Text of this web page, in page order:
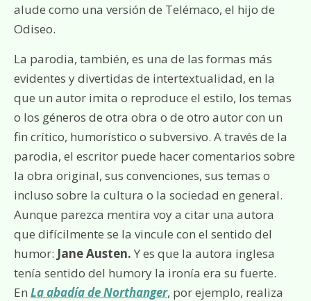
alude como una versión de Telémaco, el hijo de
Odiseo.
La parodia, también, es una de las formas más
evidentes y divertidas de intertextualidad, en la
que un autor imita o reproduce el estilo, los temas
o los géneros de otra obra o de otro autor con un
fin crítico, humorístico o subversivo. A través de la
parodia, el escritor puede hacer comentarios sobre
la obra original, sus convenciones, sus temas o
incluso sobre la cultura o la sociedad en general.
Aunque parezca mentira voy a citar una autora
que difícilmente se la vincule con el sentido del
humor: Jane Austen. Y es que la autora inglesa
tenía sentido del humory la ironía era su fuerte.
En La abadía de Northanger, por ejemplo, realiza